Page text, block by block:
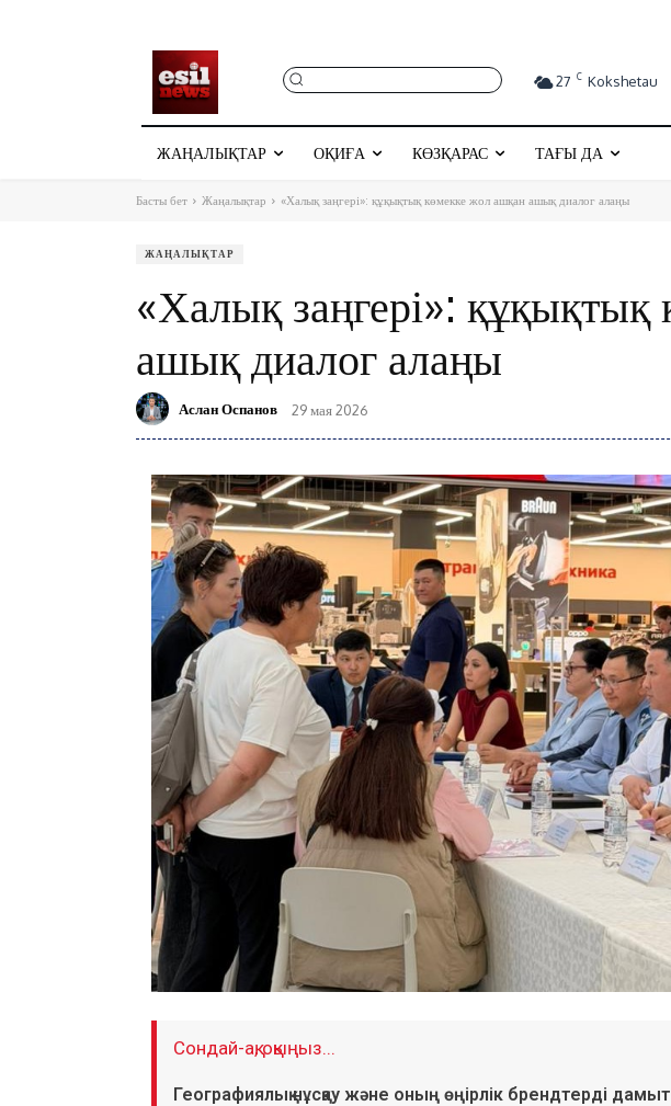
27 C Kokshetau
ЖАҢАЛЫҚТАР ОҚИҒА КӨЗҚАРАС ТАҒЫ ДА
Басты бет Жаңалықтар «Халық заңгері»: құқықтық көмекке жол ашқан ашық диалог алаңы
ЖАҢАЛЫҚТАР
«Халық заңгері»:
ашық диалог алаңы
Аслан Оспанов 29 мая 2026
Сондай-ақ, оқыңыз...
Географиялық нұсқау және оның өңірлік брендтерді